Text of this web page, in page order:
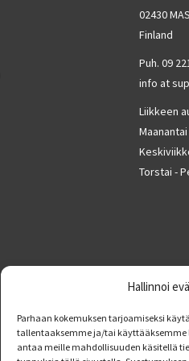
Hallinnoi
Parhaan kokemuksen tarjoamiseksi
tallentaaksemme ja/tai
antaa meille mahdollisuuden käsitellä
02430
Finland
Puh. 09
info at
Liikkeen
Torstai -